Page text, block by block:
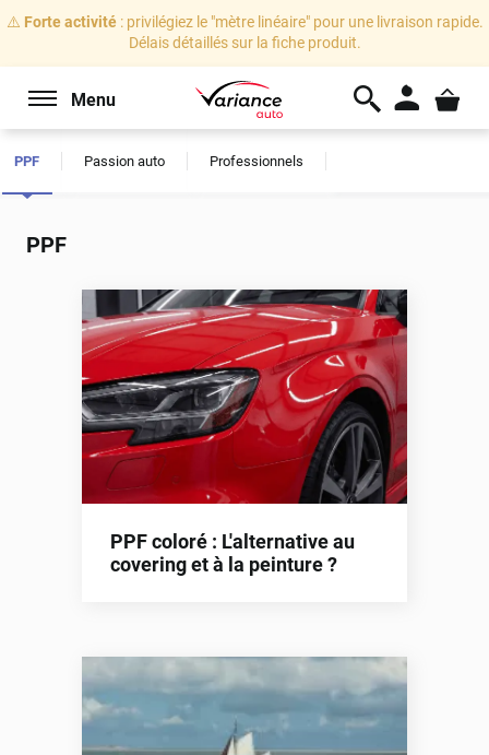
⚠️ Forte activité: privilégiez le "mètre linéaire" pour une livraison rapide.
Délais détaillés sur la fiche produit.
Menu
PPF Passion auto Professionnels
PPF
PPF coloré : L'alternative au
covering et à la peinture ?